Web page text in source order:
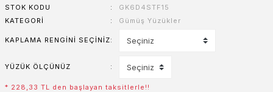
STOK KODU
GK6D4STF15
KATEGORI
Gümüş Yüzükler
KAPLAMA RENGINI SEÇINIZ
YÜZÜK ÖLÇÜNÜZ
* 228,33 TL den başlayan taksitlerle!!